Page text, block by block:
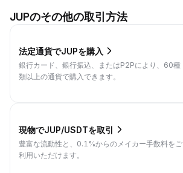
JUPのその他の取引方法
法定通貨でJUPを購入
銀行カード、銀行振込、またはP2Pにより、60種
類以上の通貨で購入できます。
現物でJUP/USDTを取引
豊富な流動性と、0.1%からのメイカー手数料をご
利用いただけます。